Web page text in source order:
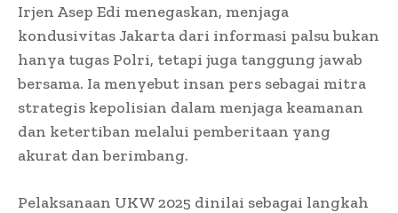
Irjen Asep Edi menegaskan, menjaga
kondusivitas Jakarta dari informasi palsu bukan
hanya tugas Polri, tetapi juga tanggung jawab
bersama. Ia menyebut insan pers sebagai mitra
strategis kepolisian dalam menjaga keamanan
dan ketertiban melalui pemberitaan yang
akurat dan berimbang.
Pelaksanaan UKW 2025 dinilai sebagai langkah